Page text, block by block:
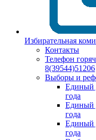
Избирательная
Контакты
Телефон
8(39544)51206
Выборы и
Единый
года
Единый
года
Единый
года